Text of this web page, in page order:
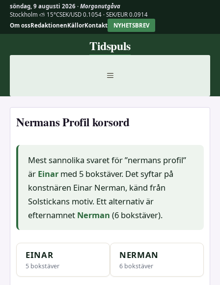
söndag, 9 augusti 2026 · Morgonutgåva
Stockholm ⛅ 15°CSEK/USD 0.1054 · SEK/EUR 0.0914
Om ossRedaktionenKällorKontakt NYHETSBREV
Tidspuls
MENY
Nermans Profil korsord
Mest sannolika svaret för ”nermans profil”
är Einarmed 5 bokstäver. Det syftar på
konstnären Einar Nerman, känd från
Solstickans motiv. Ett alternativ är
efternamnet Nerman (6 bokstäver).
EINAR
5 bokstäver
NERMAN
6 bokstäver